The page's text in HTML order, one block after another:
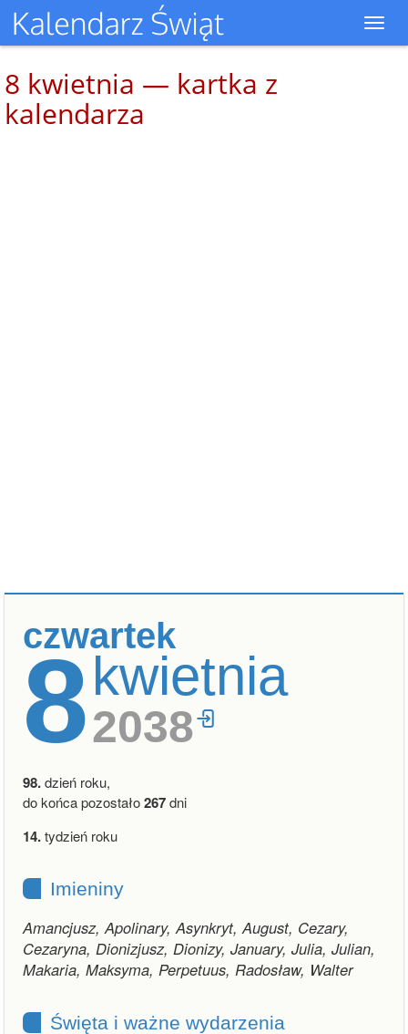
8 kwietnia — kartka z
kalendarza
czwartek
8kwietnia
2038
98.dzień roku,
do końca pozostało267dni
14.tydzień roku
Imieniny
Amancjusz, Apolinary, Asynkryt, August, Cezary,
Cezaryna, Dionizjusz, Dionizy, January, Julia, Julian,
Makaria, Maksyma, Perpetuus, Radosław, Walter
Święta i ważne wydarzenia